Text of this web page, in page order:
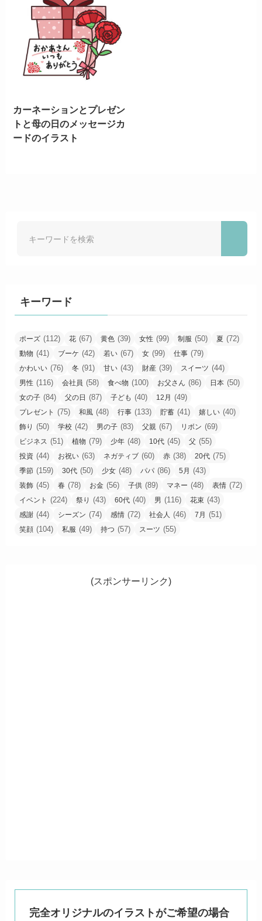
カーネーションとプレゼン
トと母の日のメッセージカ
ードのイラスト
キーワード
ポーズ (112) 花 (67) 黄色 (39) 女性 (99) 制服 (50) 夏 (72)
動物 (41) ブーケ (42) 若い (67) 女 (99) 仕事 (79)
かわいい (76) 冬 (91) 甘い (43) 財産 (39) スイーツ (44)
男性 (116) 会社員 (58) 食べ物 (100) お父さん (86) 日本 (50)
女の子 (84) 父の日 (87) 子ども (40) 12月 (49)
プレゼント (75) 和風 (48) 行事 (133) 貯蓄 (41) 嬉しい (40)
飾り (50) 学校 (42) 男の子 (83) 父親 (67) リボン (69)
ビジネス (51) 植物 (79) 少年 (48) 10代 (45) 父 (55)
投資 (44) お祝い (63) ネガティブ (60) 赤 (38) 20代 (75)
季節 (159) 30代 (50) 少女 (48) パパ (86) 5月 (43)
装飾 (45) 春 (78) お金 (56) 子供 (89) マネー (48) 表情 (72)
イベント (224) 祭り (43) 60代 (40) 男 (116) 花束 (43)
感謝 (44) シーズン (74) 感情 (72) 社会人 (46) 7月 (51)
笑顔 (104) 私服 (49) 持つ (57) スーツ (55)
(スポンサーリンク)
完全オリジナルのイラストがご希望の場合